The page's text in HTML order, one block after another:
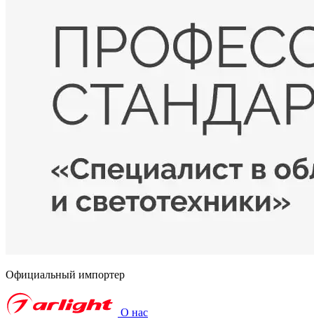
Официальный импортер
О нас